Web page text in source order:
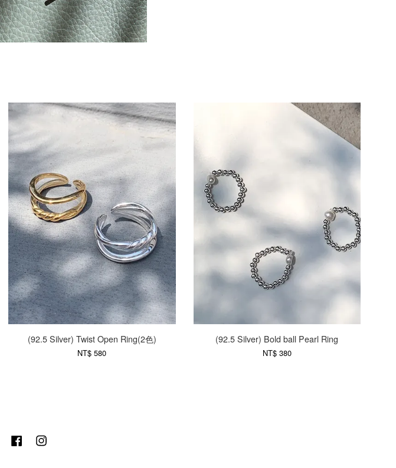
(92.5 Silver) Twist Open Ring(2色)
NT$ 580
(92.5 Silver) Bold ball Pearl Ring
NT$ 380
Facebook